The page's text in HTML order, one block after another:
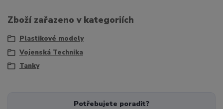
Zboží zařazeno v kategoriích
Plastikové modely
Vojenská Technika
Tanky
Potřebujete poradit?